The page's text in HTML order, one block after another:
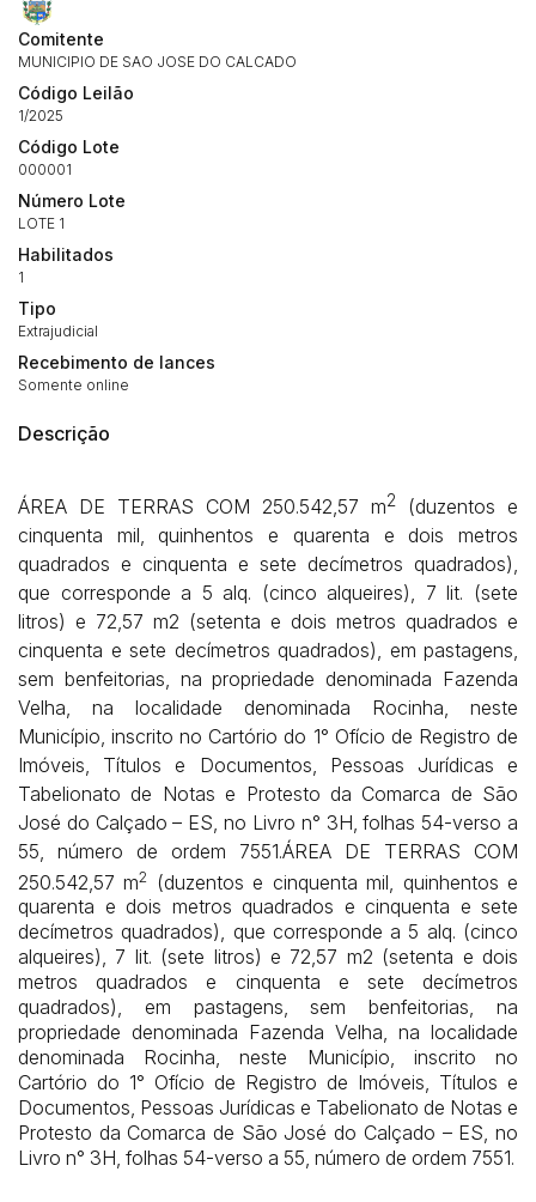
Comitente
MUNICIPIO DE SAO JOSE DO CALCADO
Código Leilão
1/2025
Código Lote
000001
Número Lote
LOTE 1
Habilitados
1
Tipo
Extrajudicial
Recebimento de lances
Somente online
Descrição
ÁREA DE TERRAS COM 250.542,57 m2
(duzentos e
cinquenta mil, quinhentos e quarenta e dois metros
quadrados e cinquenta e sete decímetros quadrados),
que corresponde a 5 alq. (cinco alqueires), 7 lit. (sete
litros) e 72,57 m2 (setenta e dois metros quadrados e
cinquenta e sete decímetros quadrados), em pastagens,
sem benfeitorias, na propriedade denominada Fazenda
Velha, na localidade denominada Rocinha, neste
Município, inscrito no Cartório do 1° Ofício de Registro de
Imóveis, Títulos e Documentos, Pessoas Jurídicas e
Tabelionato de Notas e Protesto da Comarca de São
José do Calçado – ES, no Livro n° 3H, folhas 54-verso a
55, número de ordem 7551.ÁREA DE TERRAS COM
250.542,57 m2
(duzentos e cinquenta mil, quinhentos e
quarenta e dois metros quadrados e cinquenta e sete
decímetros quadrados), que corresponde a 5 alq. (cinco
alqueires), 7 lit. (sete litros) e 72,57 m2 (setenta e dois
metros quadrados e cinquenta e sete decímetros
quadrados), em pastagens, sem benfeitorias, na
propriedade denominada Fazenda Velha, na localidade
denominada Rocinha, neste Município, inscrito no
Cartório do 1° Ofício de Registro de Imóveis, Títulos e
Documentos, Pessoas Jurídicas e Tabelionato de Notas e
Protesto da Comarca de São José do Calçado – ES, no
Livro n° 3H, folhas 54-verso a 55, número de ordem 7551.
Envie sua Proposta
(Art. 895, CPC)
14/04/2025 18:43:11 TIAGOFELIPE R$ 1,00
Habilite-se para efetuar lances ou